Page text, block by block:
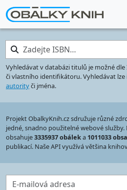
Zadejte ISBN…
Vyhledávat v databázi titulů je možné dle
či vlastního identifikátoru. Vyhledávat
autorityči jména.
Projekt ObalkyKnih.cz sdružuje různé
jedné, snadno použitelné webové
obsahuje3335937 obáleka 1011033
publikací. Naše API využívá většina
E-mailová adresa